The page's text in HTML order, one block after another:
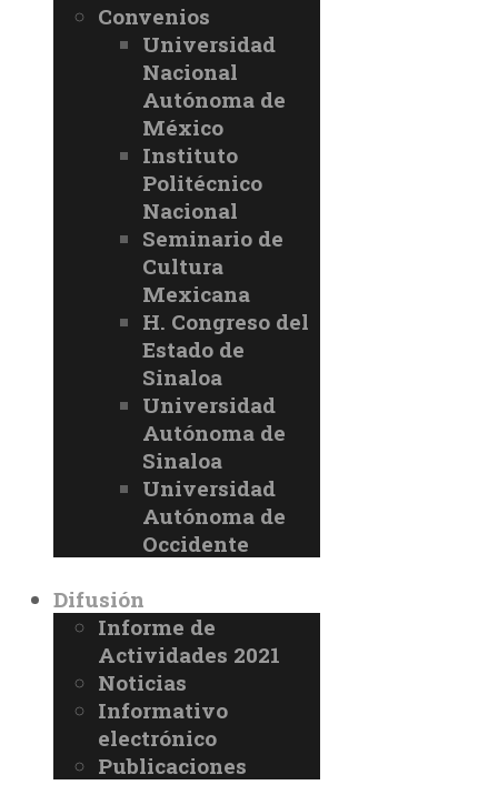
Convenios
Universidad
Nacional
Autónoma de
México
Instituto
Politécnico
Nacional
Seminario de
Cultura
Mexicana
H. Congreso del
Estado de
Sinaloa
Universidad
Autónoma de
Sinaloa
Universidad
Autónoma de
Occidente
Difusión
Informe de
Actividades 2021
Noticias
Informativo
electrónico
Publicaciones